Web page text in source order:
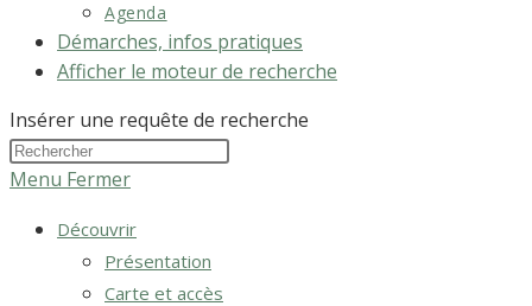
Agenda
Démarches, infos pratiques
Afficher le moteur de recherche
Insérer une requête de recherche
Menu Fermer
Découvrir
Présentation
Carte et accès